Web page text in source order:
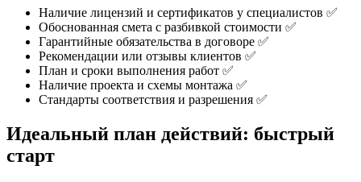
Наличие лицензий и сертификатов у специалистов ✅
Обоснованная смета с разбивкой стоимости ✅
Гарантийные обязательства в договоре ✅
Рекомендации или отзывы клиентов ✅
План и сроки выполнения работ ✅
Наличие проекта и схемы монтажа ✅
Стандарты соответствия и разрешения ✅
Идеальный план действий: быстрый
старт